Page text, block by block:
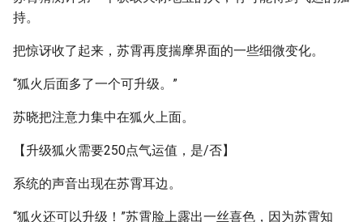
持。
把惊讶收了起来，苏霄再度揣摩界面的一些细微变化。
“狐火后面多了一个可升级。”
苏晓把注意力集中在狐火上面。
【升级狐火需要250点气运值，是/否】
系统的声音出现在苏霄耳边。
“狐火还可以升级！”苏霄脸上露出一丝喜色，因为苏霄知